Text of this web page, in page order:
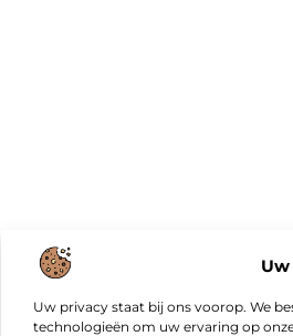
Uw privacy staat bij ons voorop. We
technologieën om uw ervaring op